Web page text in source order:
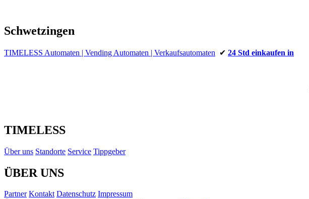
Schwetzingen
TIMELESS Automaten | Vending Automaten | Verkaufsautomaten ✔ 24 Std einkaufen in
TIMELESS
Über uns Standorte Service Tippgeber
ÜBER UNS
Partner Kontakt Datenschutz Impressum